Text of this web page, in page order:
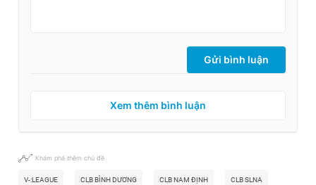
Gửi bình luận
Xem thêm bình luận
Khám phá thêm chủ đề
V-:LEAGUE CLB BÌNH DƯƠNG CLB NAM ĐỊNH CLB SLNA